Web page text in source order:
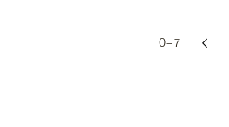
0–7